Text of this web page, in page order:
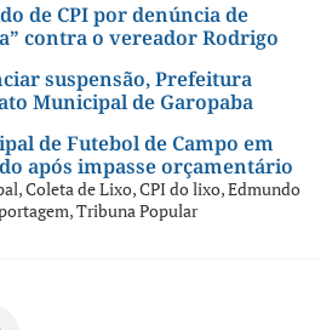
de CPI por denúncia de
contra o vereador Rodrigo
suspensão, Prefeitura
Municipal de Garopaba
de Futebol de Campo em
após impasse orçamentário
,Coleta de Lixo,CPI do lixo,Edmundo
,Tribuna Popular